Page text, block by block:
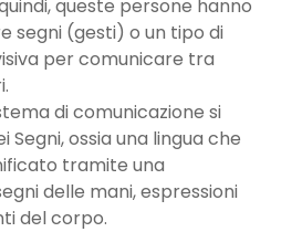
queste persone hanno
segni (gesti) o un tipo di
per comunicare tra
di comunicazione si
Segni, ossia una lingua che
tramite una
delle mani, espressioni
del corpo.